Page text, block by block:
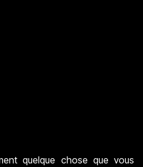
quelque chose que vous